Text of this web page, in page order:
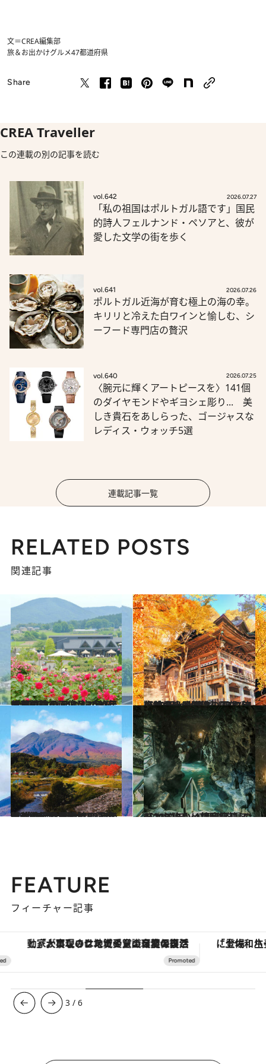
文＝CREA編集部
旅＆お出かけグルメ47都道府県
Share
CREA Traveller
この連載の別の記事を読む
vol.642 2026.07.27
「私の祖国はポルトガル語です」国民
的詩人フェルナンド・ペソアと、彼が
愛した文学の街を歩く
vol.641 2026.07.26
ポルトガル近海が育む極上の海の幸。
キリリと冷えた白ワインと愉しむ、シ
ーフード専門店の贅沢
vol.640 2026.07.25
〈腕元に輝くアートピースを〉141個
のダイヤモンドやギヨシェ彫り... 美
しき貴石をあしらった、ゴージャスな
レディス・ウォッチ5選
連載記事一覧
RELATED POSTS
関連記事
2022.10.23
【秋の絶景画像】2022年版 関東エリアの秋の絶景＆風物詩の画像(43点)をチェック！
旅＆お出かけ 2022.10.14
【秋の絶景画像】2022年版 中部・北陸エリアの秋の絶景＆風物詩の画像(51点)をチェック！
旅＆お出かけ
2022.10.13
【秋の絶景画像】2022年版 北海道・東北エリアの秋の絶景＆風物詩の画像(42点)をチェック！
旅＆お出かけ 2022.8.27
【2022年】47都道府県の ひとりにいい温泉宿リスト118選！ ～静岡県篇～
旅＆お出かけ
FEATURE
フィーチャー記事
「大事なのは地域の意識を変えること」。ロレックス賞受賞の自然保護活動家が実現させたナイジェリアの自然環境の復活
3 /6